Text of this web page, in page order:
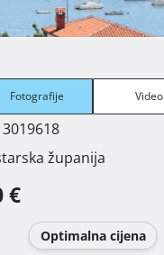
Fotografije Video
županija
€
Optimalna cijena